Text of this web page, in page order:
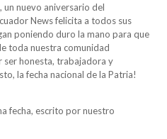
nuevo aniversario del
News felicita a todos sus
poniendo duro la mano para que
toda nuestra comunidad
ser honesta, trabajadora y
la fecha nacional de la Patria!
fecha, escrito por nuestro